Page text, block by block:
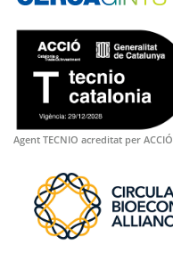
Agent TECNIO acreditat per ACCIÓ